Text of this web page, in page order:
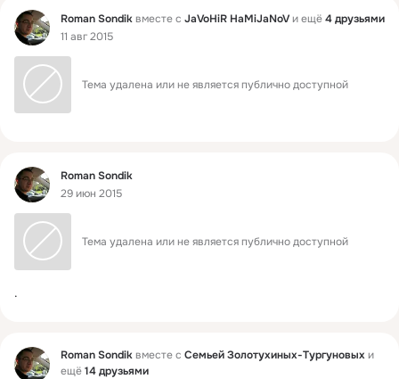
Фид Roman Sondikвместе с JaVoHiR HaMiJaNoVи ещё4 друзьями
11 авг 2015
Тема удалена или не является публично доступной
Фид
Roman Sondik
29 июн 2015
Тема удалена или не является публично доступной
.
Фид Roman Sondikвместе с Семьей Золотухиных-Тургуновыхи
ещё14 друзьями